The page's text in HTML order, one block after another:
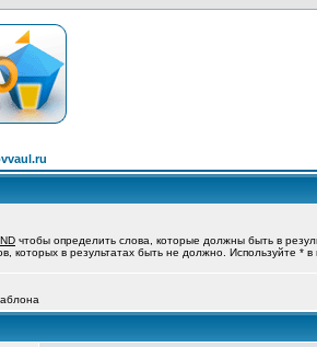
чтобы определить слова, которые должны быть в
которых в результатах быть не должно. Используйте *